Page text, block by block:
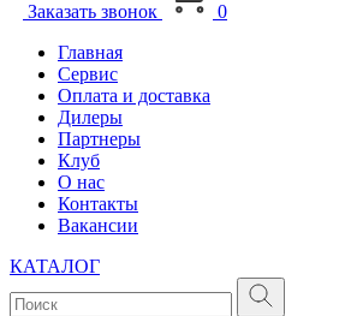
Заказать звонок
0
Главная
Сервис
Оплата и доставка
Дилеры
Партнеры
Клуб
О нас
Контакты
Вакансии
КАТАЛОГ